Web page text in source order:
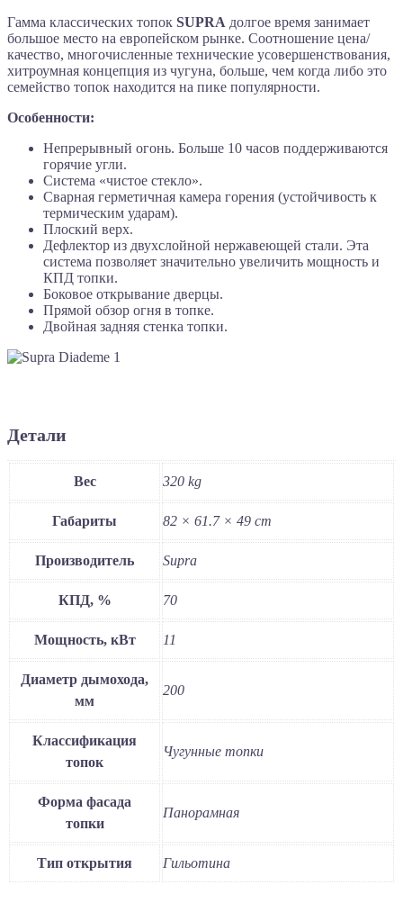
Гамма классических топок SUPRA долгое время занимает
большое место на европейском рынке. Соотношение цена/
качество, многочисленные технические усовершенствования,
хитроумная концепция из чугуна, больше, чем когда либо это
семейство топок находится на пике популярности.
Особенности:
Непрерывный огонь. Больше 10 часов поддерживаются
горячие угли.
Система «чистое стекло».
Сварная герметичная камера горения (устойчивость к
термическим ударам).
Плоский верх.
Дефлектор из двухслойной нержавеющей стали. Эта
система позволяет значительно увеличить мощность и
КПД топки.
Боковое открывание дверцы.
Прямой обзор огня в топке.
Двойная задняя стенка топки.
Детали
Вес 320 kg
Габариты 82 × 61.7 × 49 cm
Производитель Supra
КПД, % 70
Мощность, кВт 11
Диаметр дымохода,
мм
200
Классификация
топок
Чугунные топки
Форма фасада
топки
Панорамная
Тип открытия Гильотина